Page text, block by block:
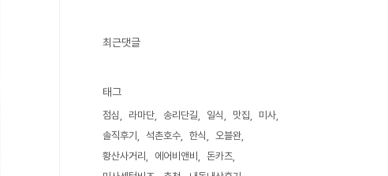
최근댓글
태그
점심 라마단 송리단길 일식 맛집
미사
솔직후기
석촌호수 한식
오블완
황산사거리
에어비앤비
돈카츠